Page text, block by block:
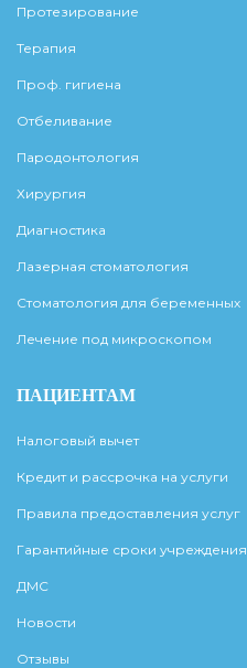
Протезирование
Терапия
Проф. гигиена
Отбеливание
Пародонтология
Хирургия
Диагностика
Лазерная стоматология
Стоматология для беременных
Лечение под микроскопом
ПАЦИЕНТАМ
Налоговый вычет
Кредит и рассрочка на услуги
Правила предоставления услуг
Гарантийные сроки учреждения
ДМС
Новости
Отзывы